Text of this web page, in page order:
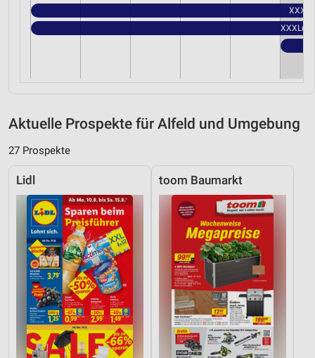
XXXLutz
Aktuelle Prospekte für Alfeld und Umgebung
27 Prospekte
Lidl toom Baumarkt